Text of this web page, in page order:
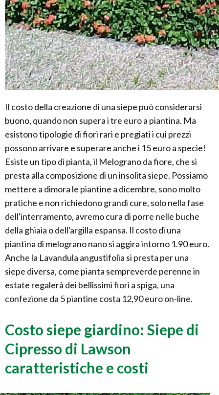
Il costo della creazione di una siepe può considerarsi
buono, quando non supera i tre euro a piantina. Ma
esistono tipologie di fiori rari e pregiati i cui prezzi
possono arrivare e superare anche i 15 euro a specie!
Esiste un tipo di pianta, il Melograno da fiore, che si
presta alla composizione di un insolita siepe. Possiamo
mettere a dimora le piantine a dicembre, sono molto
pratiche e non richiedono grandi cure, solo nella fase
dell'interramento, avremo cura di porre nelle buche
della ghiaia o dell'argilla espansa. Il costo di una
piantina di melograno nano si aggira intorno 1.90 euro.
Anche la Lavandula angustifolia si presta per una
siepe diversa, come pianta sempreverde perenne in
estate regalerà dei bellissimi fiori a spiga, una
confezione da 5 piantine costa 12,90 euro on-line.
Costo siepe giardino: Siepe di
Cipresso di Lawson
caratteristiche e costi